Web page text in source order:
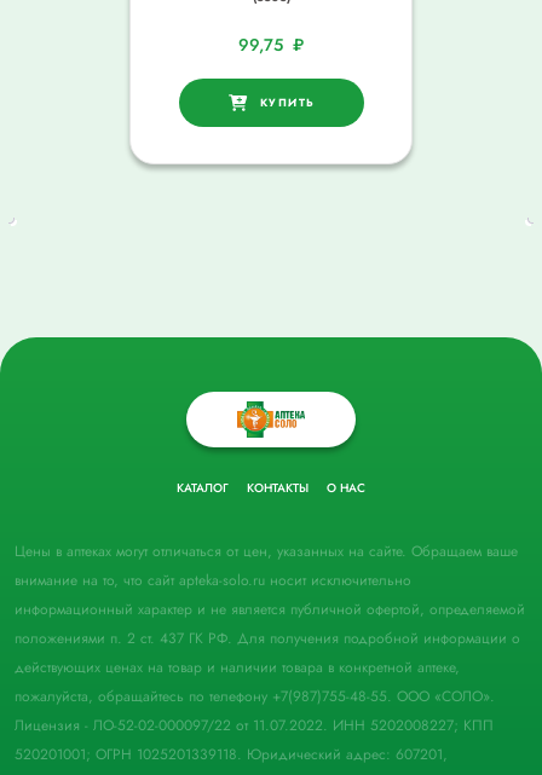
99,75 ₽
КУПИТЬ
КАТАЛОГ КОНТАКТЫ О НАС
Цены в аптеках могут отличаться от цен, указанных на сайте. Обращаем ваше
внимание на то, что сайт apteka-solo.ru носит исключительно
информационный характер и не является публичной офертой, определяемой
положениями п. 2 ст. 437 ГК РФ. Для получения подробной информации о
действующих ценах на товар и наличии товара в конкретной аптеке,
пожалуйста, обращайтесь по телефону +7(987)755-48-55. ООО «СОЛО».
Лицензия - ЛО-52-02-000097/22 от 11.07.2022. ИНН 5202008227; КПП
520201001; ОГРН 1025201339118. Юридический адрес: 607201,